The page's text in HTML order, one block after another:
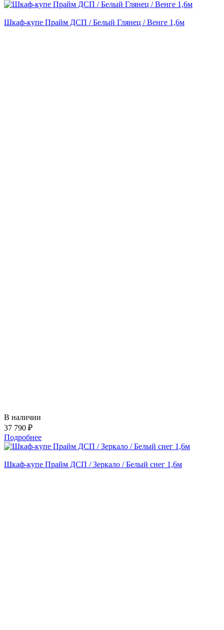
Шкаф-купе Прайм ДСП / Белый Глянец / Венге 1,6м
В наличии
37 790 ₽
Подробнее
Шкаф-купе Прайм ДСП / Зеркало / Белый снег 1,6м